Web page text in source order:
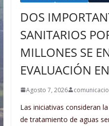
DOS
SANITARIOS
MILLONES SE
EVALUACIÓN
Agosto 7, 2026
Las iniciativas consideran
de tratamiento de aguas